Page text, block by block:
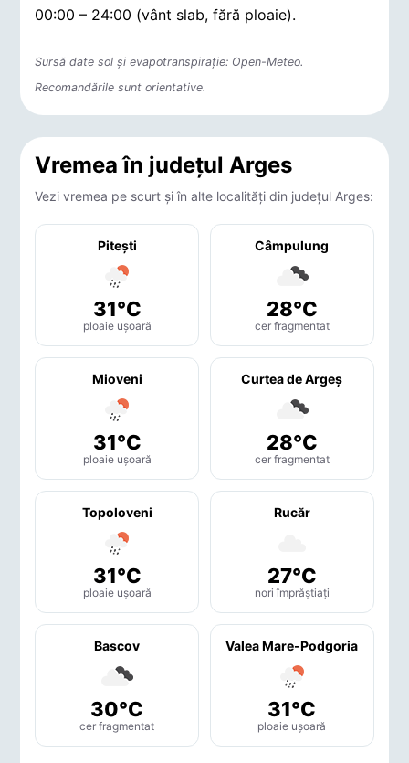
00:00 – 24:00 (vânt slab, fără ploaie).
Sursă date sol și evapotranspirație: Open-Meteo.
Recomandările sunt orientative.
Vremea în județul Arges
Vezi vremea pe scurt și în alte localități din județul Arges:
Piteşti
31°C
ploaie ușoară
Câmpulung
28°C
cer fragmentat
Mioveni
31°C
ploaie ușoară
Curtea de Argeş
28°C
cer fragmentat
Topoloveni
31°C
ploaie ușoară
Rucăr
27°C
nori împrăștiați
Bascov
30°C
cer fragmentat
Valea Mare-Podgoria
31°C
ploaie ușoară